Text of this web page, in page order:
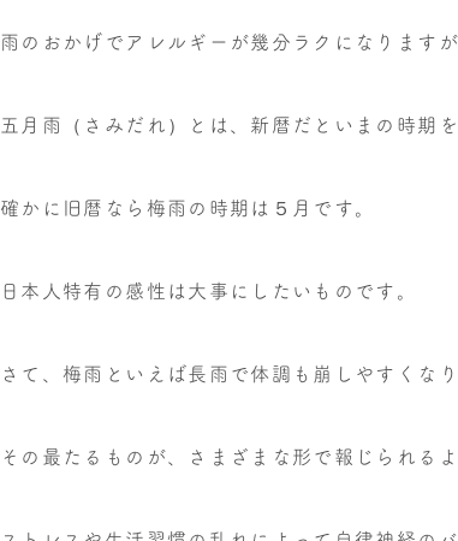
雨のおかげでアレルギーが幾分ラクになります
五月雨（さみだれ）とは、新暦だといまの時期を
確かに旧暦なら梅雨の時期は５月です。
日本人特有の感性は大事にしたいものです。
さて、梅雨といえば長雨で体調も崩しやすくなり
その最たるものが、さまざまな形で報じられる